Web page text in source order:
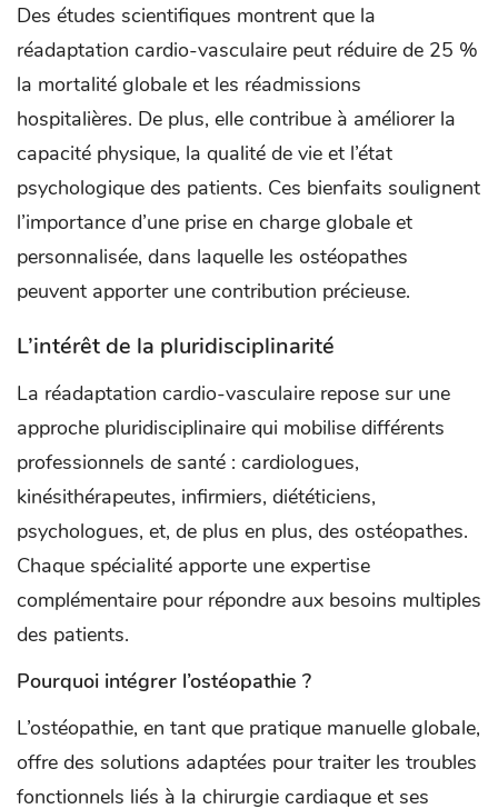
Des études scientifiques montrent que la
réadaptation cardio-vasculaire peut réduire de 25 %
la mortalité globale et les réadmissions
hospitalières. De plus, elle contribue à améliorer la
capacité physique, la qualité de vie et l’état
psychologique des patients. Ces bienfaits soulignent
l’importance d’une prise en charge globale et
personnalisée, dans laquelle les ostéopathes
peuvent apporter une contribution précieuse.
L’intérêt de la pluridisciplinarité
La réadaptation cardio-vasculaire repose sur une
approche pluridisciplinaire qui mobilise différents
professionnels de santé : cardiologues,
kinésithérapeutes, infirmiers, diététiciens,
psychologues, et, de plus en plus, des ostéopathes.
Chaque spécialité apporte une expertise
complémentaire pour répondre aux besoins multiples
des patients.
Pourquoi intégrer l’ostéopathie ?
L’ostéopathie, en tant que pratique manuelle globale,
offre des solutions adaptées pour traiter les troubles
fonctionnels liés à la chirurgie cardiaque et ses